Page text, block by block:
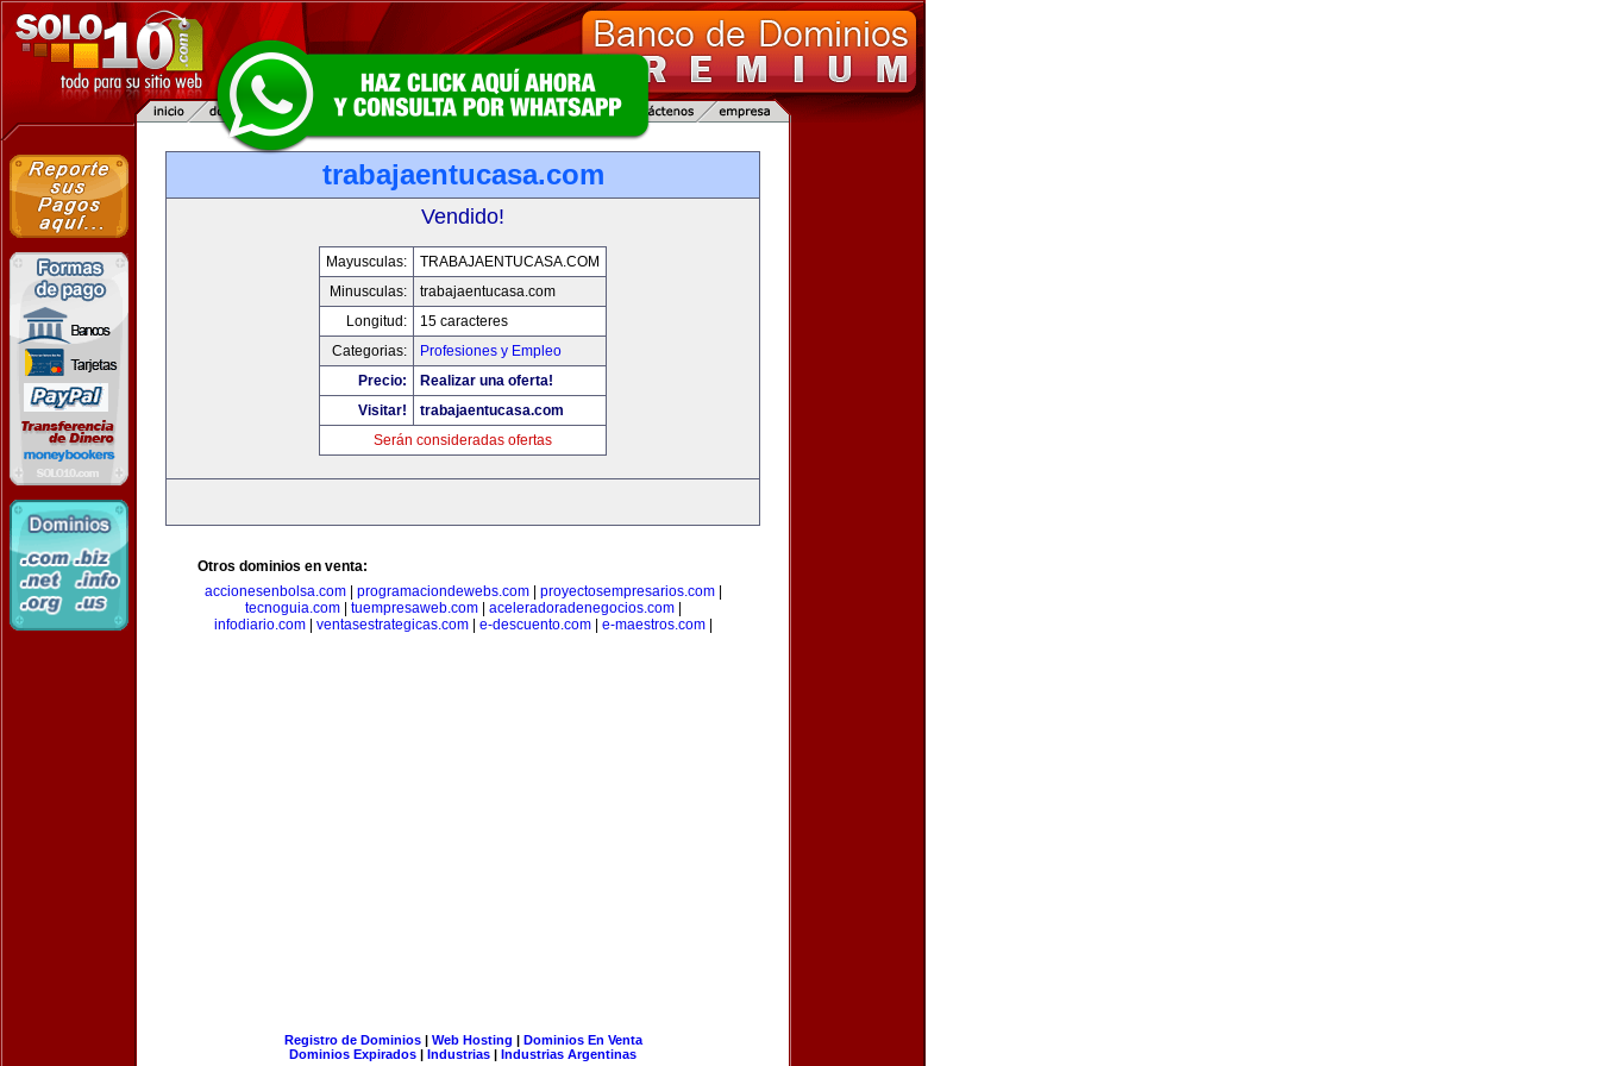
trabajaentucasa.com
Vendido!
Mayusculas:
TRABAJAENTUCASA.COM
Minusculas:
trabajaentucasa.com
Longitud:
15 caracteres
Categorias:
Profesiones y Empleo
Precio:
Realizar una oferta!
Visitar!
trabajaentucasa.com
Serán consideradas ofertas
Otros dominios en venta:
accionesenbolsa.com| programaciondewebs.com| proyectosempresarios.com|
tecnoguia.com| tuempresaweb.com| aceleradoradenegocios.com|
infodiario.com| ventasestrategicas.com| e-descuento.com| e-maestros.com|
Registro de Dominios| Web Hosting | Dominios En Venta
Dominios Expirados | Industrias | Industrias Argentinas